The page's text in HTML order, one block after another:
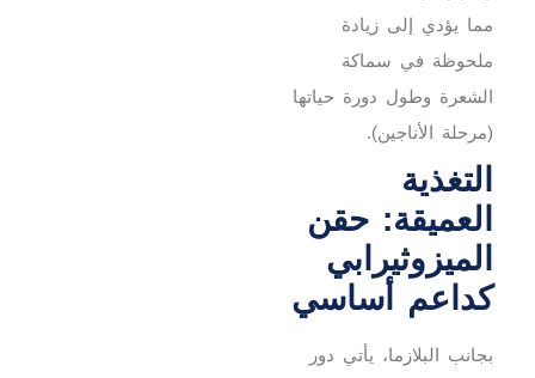
مما يؤدي إلى زيادة
ملحوظة في سماكة
الشعرة وطول دورة حياتها
(مرحلة الأناجين).
التغذية
العميقة: حقن
الميزوثيرابي
كداعم أساسي
بجانب البلازما، يأتي دور